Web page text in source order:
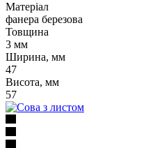
Матеріал
фанера березова
Товщина
3 мм
Ширина, мм
47
Висота, мм
57